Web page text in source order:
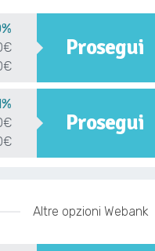
Prosegui
Prosegui
Altre opzioni Webank